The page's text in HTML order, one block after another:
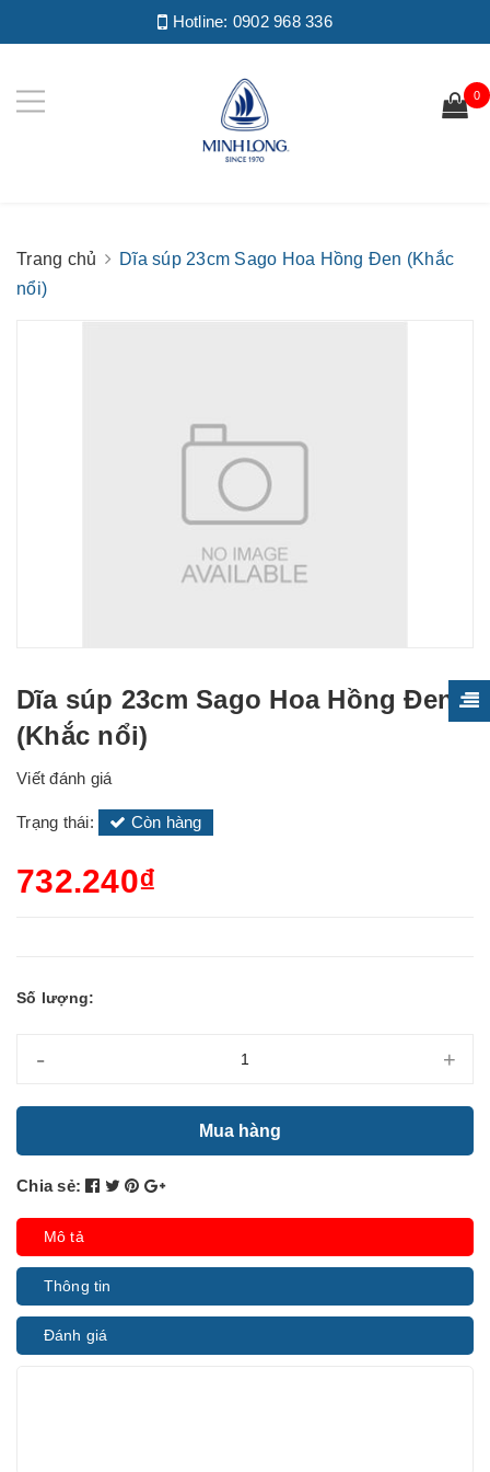
Hotline: 0902 968 336
0
Trang chủ
Dĩa súp 23cm Sago Hoa Hồng Đen (Khắc
nổi)
Dĩa súp 23cm Sago Hoa Hồng Đen
(Khắc nổi)
Viết đánh giá
Trạng thái: Còn hàng
732.240₫
Số lượng:
- +
Mua hàng
Chia sẻ:
Mô tả
Thông tin
Đánh giá